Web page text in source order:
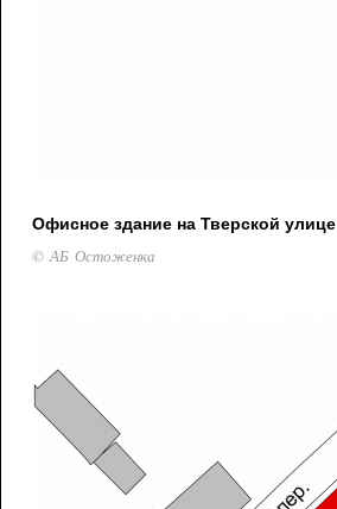
Офисное здание на Тверской улице
© АБ Остоженка